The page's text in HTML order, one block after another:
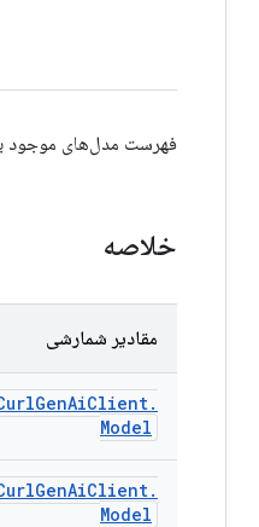
فهرست مدل‌های موجود
خلاصه
مقادیر شمارشی
GenAiClient.
Model
GenAiClient.
Model